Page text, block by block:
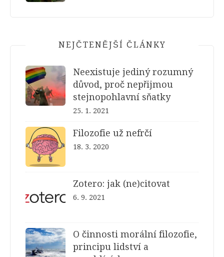
NEJČTENĚJŠÍ ČLÁNKY
Neexistuje jediný rozumný
důvod, proč nepřijmou
stejnopohlavní sňatky
25. 1. 2021
Filozofie už nefrčí
18. 3. 2020
Zotero: jak (ne)citovat
6. 9. 2021
O činnosti morální filozofie,
principu lidství a